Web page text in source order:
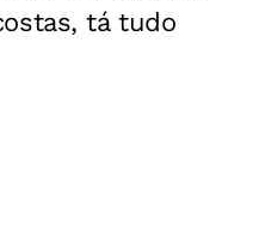
tá tudo